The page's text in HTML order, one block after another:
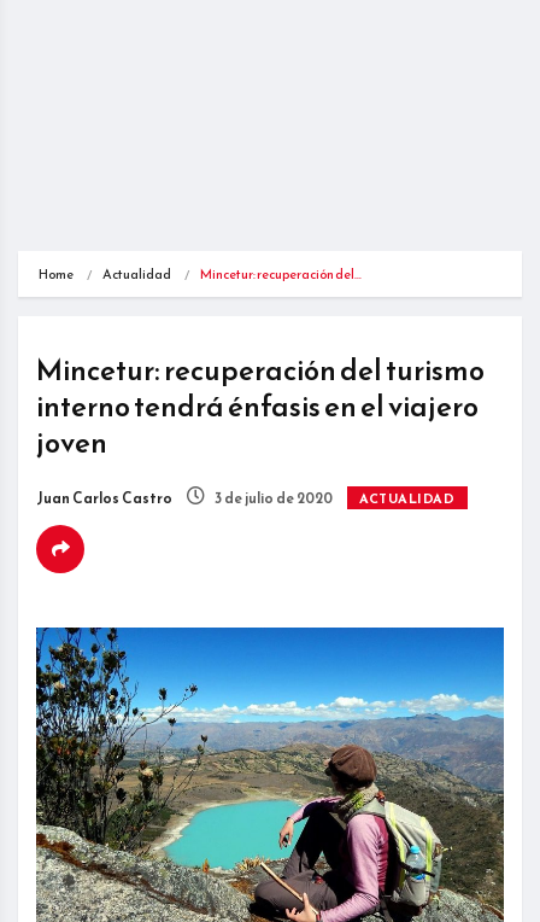
Home Actualidad Mincetur: recuperación del…
Mincetur: recuperación del turismo
interno tendrá énfasis en el viajero
joven
Juan Carlos Castro 3 de julio de 2020 ACTUALIDAD